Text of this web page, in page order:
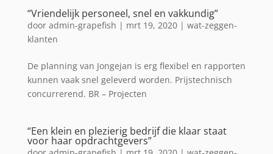
“Vriendelijk personeel, snel en vakkundig”
door admin-grapefish | mrt 19, 2020| wat-zeggen-
klanten
De planning van Jongejan is erg flexibel en rapporten
kunnen vaak snel geleverd worden. Prijstechnisch
concurrerend. BR – Projecten
“Een klein en plezierig bedrijf die klaar staat
voor haar opdrachtgevers”